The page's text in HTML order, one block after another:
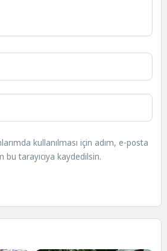
kullanılması için adım, e-posta
tarayıcıya kaydedilsin.